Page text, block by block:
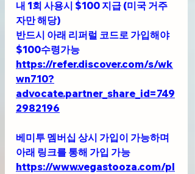
내 1회 사용시 $100 지급 (미국 거주
자만 해당)
반드시 아래 리퍼럴 코드로 가입해야
$100수령가능
https://refer.discover.com/s/wk
wn710?
advocate.partner_share_id=749
2982196
베미투 멤버십 상시 가입이 가능하며
아래 링크를 통해 가입 가능
https://www.vegastooza.com/pl